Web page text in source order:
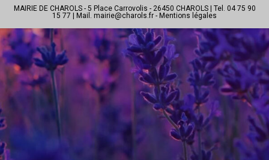
MAIRIE DE CHAROLS - 5 Place Carrovolis - 26450 CHAROLS | Tel. 04 75 90
15 77 | Mail. mairie@charols.fr - Mentions légales